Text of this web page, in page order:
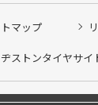
マップ
ストンタイヤサイ
ヤ履き替え/オイ